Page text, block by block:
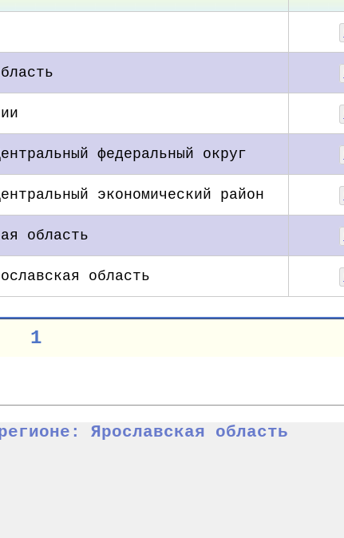
федеральный округ
экономический район
область
область
1
Ярославская область